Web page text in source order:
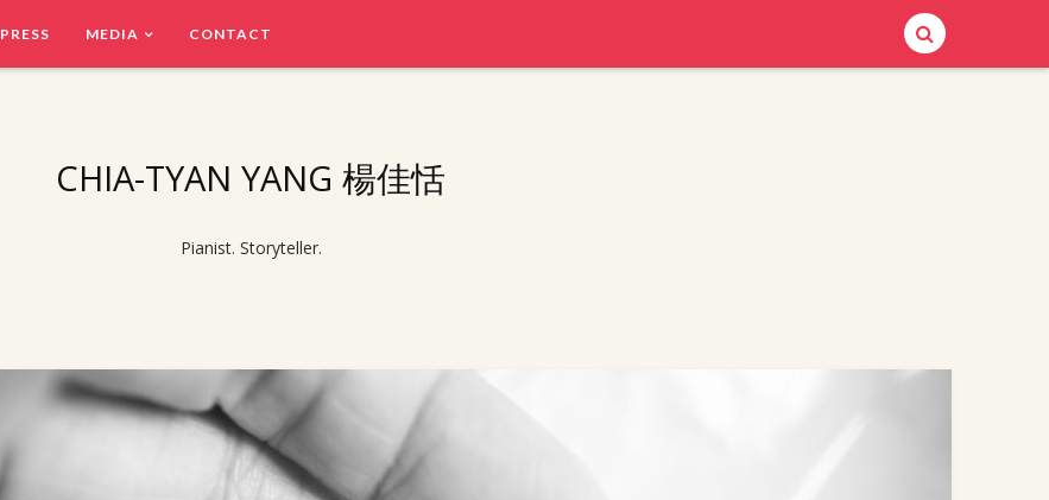
PRESS MEDIA CONTACT
CHIA-TYAN YANG 楊佳恬
Pianist. Storyteller.